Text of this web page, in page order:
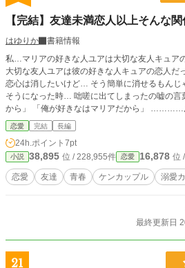
【完結】友達未満恋人以上そんな
はゆりか
書籍情報
私…マリアの好きな人ユアは大切な友人キュア
大切な友人ユアは彼の好きな人キュアの恋人だった。 2人を応援したい
恋心は消したいけど… そう簡単に消せるもんじゃない。 隠していた
そうになった時… 咄嗟に出てしまったの嘘の言葉… 「私が好きなのはユ
から」 「俺が好きなはマリアだから」 …………ん？ 「きゃ♡両思いだったの
ね」 今ここに友達未満のカップルが登場する。 ＊＊＊＊＊＊＊＊ 必ず完結はし
ますがゆっくり目の更新になります。
恋愛 完結 長編
24h.ポイント 7pt
小説 38,895 位 / 228,955件 恋愛 16,878 位
恋愛 友達 青春 ケンカップル 溺愛
最終更新日
21